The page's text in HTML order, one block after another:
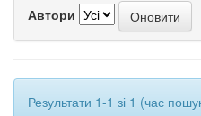
Автори
Результати 1-1 зі 1 (час